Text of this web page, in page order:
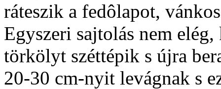
ráteszik a fedôlapot,
Egyszeri sajtolás nem
törkölyt széttépik s újra
20-30 cm-nyit levágnak s